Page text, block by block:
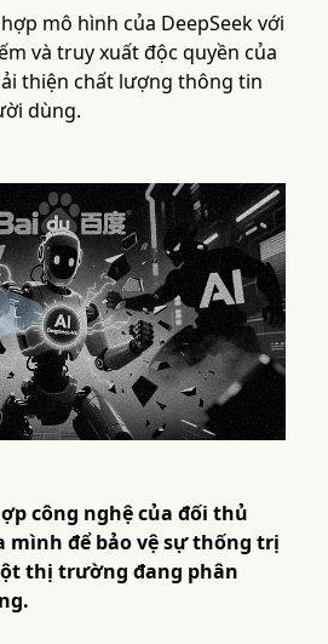
mô hình của DeepSeek với
và truy xuất độc quyền của
thiện chất lượng thông tin
dùng.
công nghệ của đối thủ
mình để bảo vệ sự thống trị
thị trường đang phân